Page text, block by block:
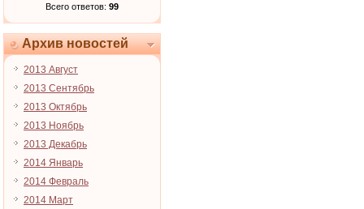
Всего ответов: 99
Архив новостей
2013 Август
2013 Сентябрь
2013 Октябрь
2013 Ноябрь
2013 Декабрь
2014 Январь
2014 Февраль
2014 Март